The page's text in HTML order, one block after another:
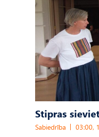
Stipras
Sabiedrība 03:00,